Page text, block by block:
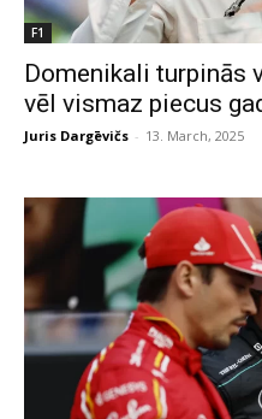
F1
Domenikali turpinās
vēl vismaz piecus
Juris Dargēvičs - 13. March, 2025